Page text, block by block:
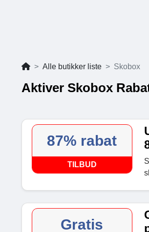
Alle butikker liste Skobox
Aktiver Skobox
87% rabat
TILBUD
Gratis